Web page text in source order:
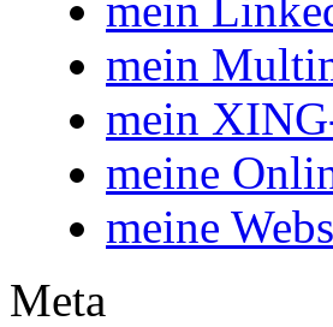
mein
mein
meine
meine
Meta